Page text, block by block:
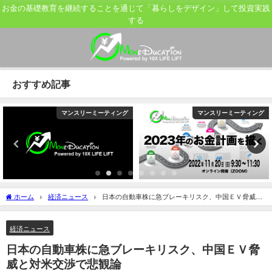
お金の基礎教育を継続することを通じて「暮らしをデザイン」して投資実践
する
おすすめ記事
マンスリーミーティング マンスリーミーティング
ホーム 経済ニュース
日本の自動車株に急ブレーキリスク、中国ＥＶ脅威と
対米交渉で悲観論
経済ニュース
日本の自動車株に急ブレーキリスク、中国ＥＶ脅
威と対米交渉で悲観論